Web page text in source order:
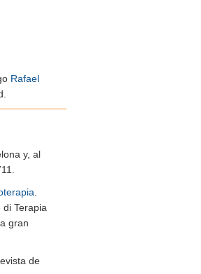
Rafael
y, al
di Terapia
gran
de